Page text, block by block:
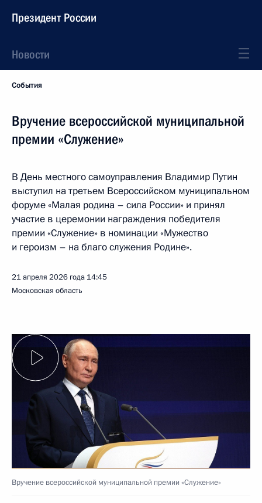
Президент России
Новости
События
Вручение всероссийской муниципальной
премии «Служение»
В День местного самоуправления Владимир Путин
выступил на третьем Всероссийском муниципальном
форуме «Малая родина – сила России» и принял
участие в церемонии награждения победителя
премии «Служение» в номинации «Мужество
и героизм – на благо служения Родине».
21 апреля 2026 года 14:45
Московская область
Вручение всероссийской муниципальной премии «Служение»